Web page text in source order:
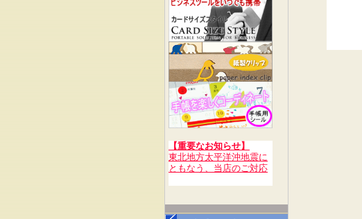
【重要なお知らせ】
東北地方太平洋沖地震に
ともなう、当店のご対応